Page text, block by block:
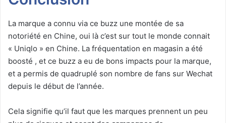
La marque a connu via ce buzz une montée de sa
notoriété en Chine, oui là c’est sur tout le monde connait
« Uniqlo » en Chine. La fréquentation en magasin a été
boosté , et ce buzz a eu de bons impacts pour la marque,
et a permis de quadruplé son nombre de fans sur Wechat
depuis le début de l’année.
Cela signifie qu’il faut que les marques prennent un peu